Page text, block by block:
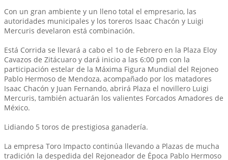
Con un gran ambiente y un lleno total el empresario, las
autoridades municipales y los toreros Isaac Chacón y Luigi
Mercuris develaron está combinación.
Está Corrida se llevará a cabo el 1o de Febrero en la Plaza Eloy
Cavazos de Zitácuaro y dará inicio a las 6:00 pm con la
participación estelar de la Máxima Figura Mundial del Rejoneo
Pablo Hermoso de Mendoza, acompañado por los matadores
Isaac Chacón y Juan Fernando, abrirá Plaza el novillero Luigi
Mercuris, también actuarán los valientes Forcados Amadores de
México.
Lidiando 5 toros de prestigiosa ganadería.
La empresa Toro Impacto continúa llevando a Plazas de mucha
tradición la despedida del Rejoneador de Época Pablo Hermoso